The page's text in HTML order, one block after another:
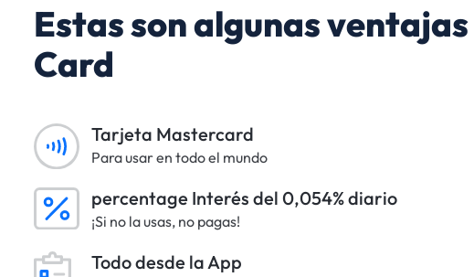
Estas son algunas
Card
Tarjeta Mastercard
Para usar en todo el mundo
percentage Interés del 0,054% diario
¡Si no la usas, no pagas!
Todo desde la App